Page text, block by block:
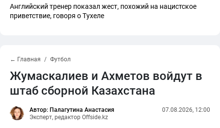
Английский тренер показал жест, похожий на нацистское
приветствие, говоря о Тухеле
← Главная Футбол
Жумаскалиев и Ахметов войдут в
штаб сборной Казахстана
Автор: Палагутина Анастасия
Эксперт, редактор Offside.kz
07.08.2026, 12:00